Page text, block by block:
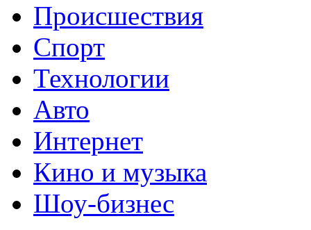
Происшествия
Спорт
Технологии
Авто
Интернет
Кино и музыка
Шоу-бизнес